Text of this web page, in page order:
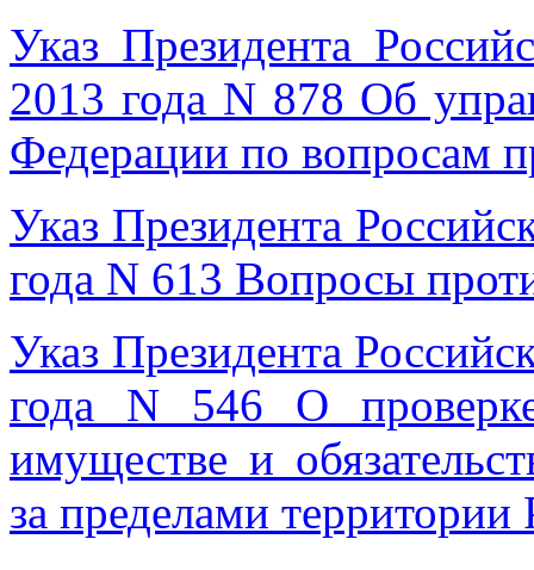
Указ Президента
2013 года N 878 Об
Федерации по вопросам
Указ Президента
года N 613 Вопросы
Указ Президента
года N 546 О
имуществе и
за пределами